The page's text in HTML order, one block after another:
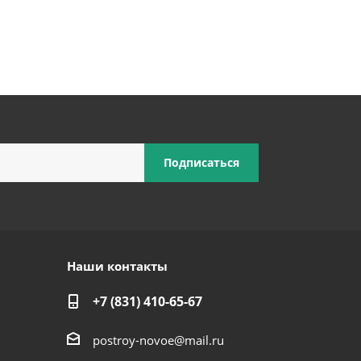
Наши контакты
+7 (831) 410-65-67
postroy-novoe@mail.ru